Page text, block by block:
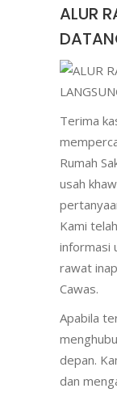
ALUR
Terima
Rumah
usah
Kami
informasi
rawat
Cawas.
Apabila
depan.
dan